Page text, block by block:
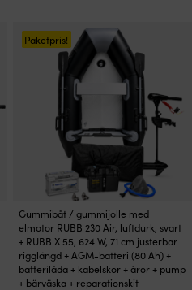
var:
11
745 kr.199 kr.
Paketpris!
Gummibåt / gummijolle med
elmotor RUBB 230 Air, luftdurk, svart
+ RUBB X 55, 624 W, 71 cm justerbar
rigglängd + AGM-batteri (80 Ah) +
batterilåda + kabelskor + åror + pump
+ bärväska + reparationskit